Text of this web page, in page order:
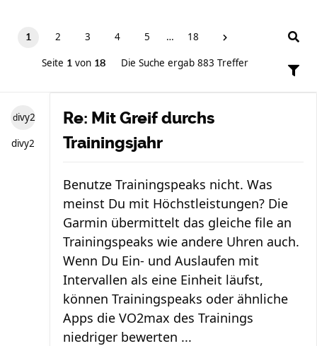
1 2 3 4 5 … 18
Seite 1 von 18 Die Suche ergab 883 Treffer
divy2
divy2
Re: Mit Greif durchs
Trainingsjahr
Benutze Trainingspeaks nicht. Was
meinst Du mit Höchstleistungen? Die
Garmin übermittelt das gleiche file an
Trainingspeaks wie andere Uhren auch.
Wenn Du Ein- und Auslaufen mit
Intervallen als eine Einheit läufst,
können Trainingspeaks oder ähnliche
Apps die VO2max des Trainings
niedriger bewerten ...